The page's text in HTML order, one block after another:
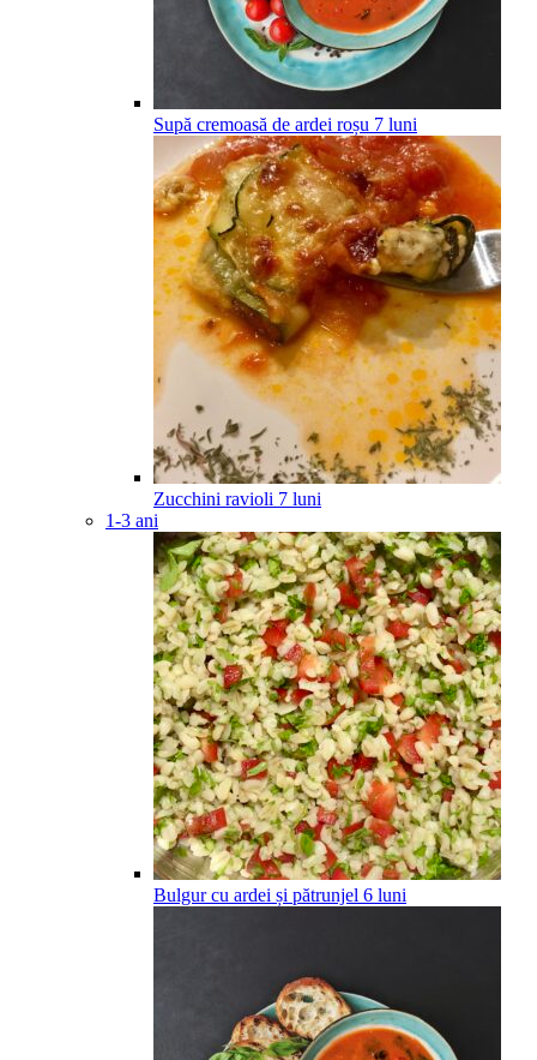
Supă cremoasă de ardei roșu 7 luni
Zucchini ravioli 7 luni
1-3 ani
Bulgur cu ardei și pătrunjel 6 luni